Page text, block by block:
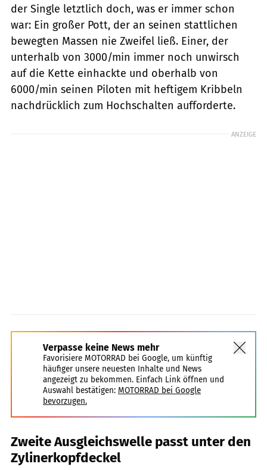
der Single letztlich doch, was er immer schon
war: Ein großer Pott, der an seinen stattlichen
bewegten Massen nie Zweifel ließ. Einer, der
unterhalb von 3000/min immer noch unwirsch
auf die Kette einhackte und oberhalb von
6000/min seinen Piloten mit heftigem Kribbeln
nachdrücklich zum Hochschalten aufforderte.
ANZEIGE
Verpasse keine News mehr
Favorisiere MOTORRAD bei Google, um künftig
häufiger unsere neuesten Inhalte und News
angezeigt zu bekommen. Einfach Link öffnen und
Auswahl bestätigen: MOTORRAD bei Google
bevorzugen.
Zweite Ausgleichswelle passt unter den
Zylinerkopfdeckel